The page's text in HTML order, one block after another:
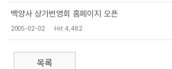
백양사 상가번영회 홈페이지 오픈
2005-02-02 Hit 4,482
목록